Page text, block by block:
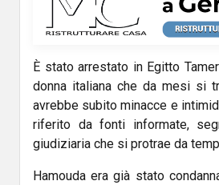
È stato arrestato in Egitto
donna italiana che da mesi si
avrebbe subito minacce e
riferito da fonti informate,
giudiziaria che si protrae da
Hamouda era già stato